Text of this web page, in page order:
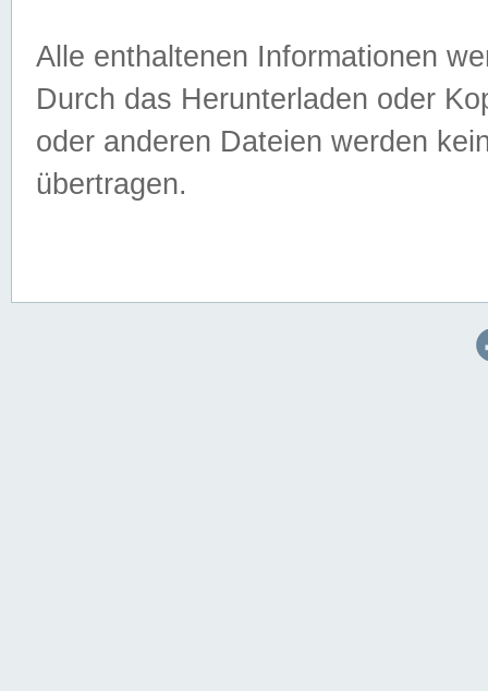
Alle enthaltenen Informationen
Durch das Herunterladen oder
oder anderen Dateien werden
übertragen.